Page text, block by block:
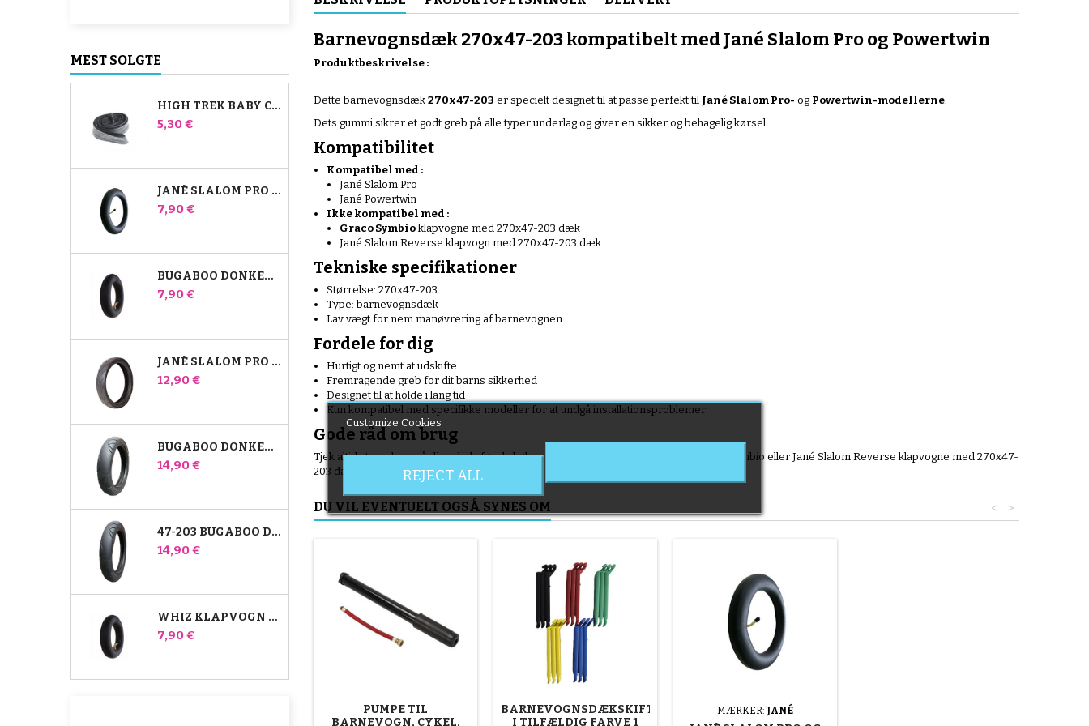
MEST SOLGTE
HIGH TREK BABY COMFORT INDERSLANGE
Pris
5,30 €
JANÉ SLALOM PRO OG POWERTWIN KLAPVOGNS INDERRØR
Pris
7,90 €
BUGABOO DONKEY STROLLER FRONT AIR CHAMBER
Pris
7,90 €
JANÉ SLALOM PRO OG POWERTWIN STROLLER DÆK
Pris
12,90 €
BUGABOO DONKEY 39X177 KOMPATIBELT BARNEVOGNSDÆK - TIL FORHJULET
Pris
14,90 €
47-203 BUGABOO DONKEY KLAPVOGNSKOMPATIBELT DÆK - TIL BAGHJULET
Pris
14,90 €
WHIZ KLAPVOGN BAGERSTE INDRE RØR RED CASTLE
Pris
7,90 €
Barnevognsdæk 270x47-203 kompatibelt med Jané Slalom Pro og Powertwin
Produktbeskrivelse :
Dette barnevognsdæk 270x47-203 er specielt designet til at passe perfekt til Jané Slalom Pro- og Powertwin-modellerne.
Dets gummi sikrer et godt greb på alle typer underlag og giver en sikker og behagelig kørsel.
Kompatibilitet
Kompatibel med :
Jané Slalom Pro
Jané Powertwin
Ikke kompatibel med :
Graco Symbioklapvogne med 270x47-203 dæk
Jané Slalom Reverse klapvogn med 270x47-203 dæk
Tekniske specifikationer
Størrelse: 270x47-203
Type: barnevognsdæk
Lav vægt for nem manøvrering af barnevognen
Fordele for dig
Hurtigt og nemt at udskifte
Fremragende greb for dit barns sikkerhed
Designet til at holde i lang tid
Kun kompatibel med specifikke modeller for at undgå installationsproblemer
Gode råd om brug
Tjek altid størrelsen på dine dæk, før du køber. Denne model er ikke egnet til Graco Symbio eller Jané Slalom Reverse klapvogne med 270x47-
203 dæk.
DU VIL EVENTUELT OGSÅ SYNES OM >
<
PUMPE TIL
BARNEVOGN, CYKEL,
BARNEVOGNSDÆKSKIFTER
I TILFÆLDIG FARVE 1
MÆRKER: JANÉ
Customize Cookies
REJECT ALL